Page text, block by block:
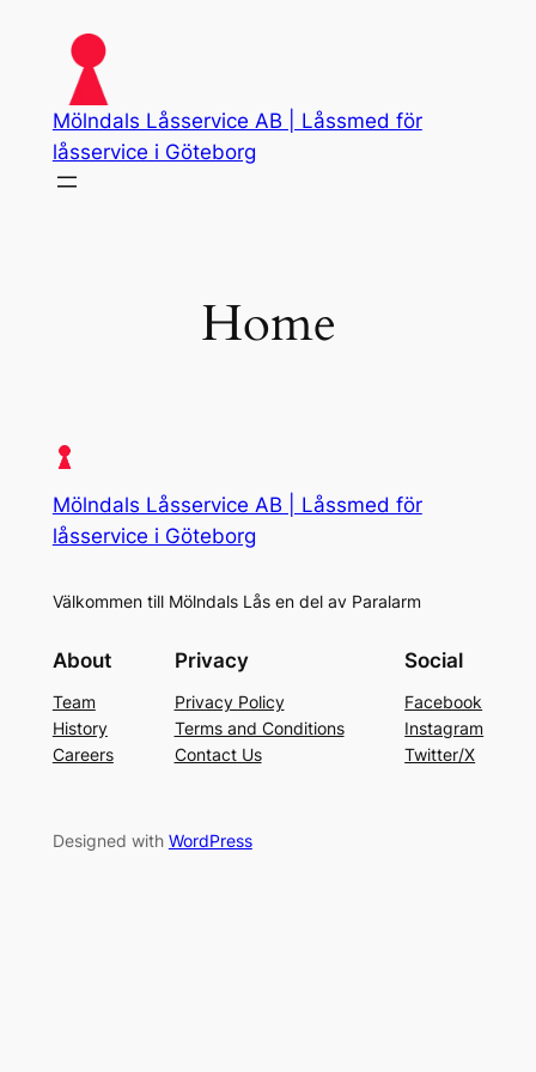
content
Mölndals Låsservice AB | Låssmed för
låsservice i Göteborg
Home
Mölndals Låsservice AB | Låssmed för
låsservice i Göteborg
Välkommen till Mölndals Lås en del av Paralarm
About
Team
History
Careers
Privacy
Privacy Policy
Terms and Conditions
Contact Us
Social
Facebook
Instagram
Twitter/X
Designed with WordPress